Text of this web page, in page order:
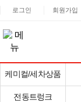
로그인 회원가입
케미컬/세차상품
전동트렁크